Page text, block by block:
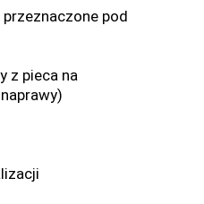
pod
z pieca na